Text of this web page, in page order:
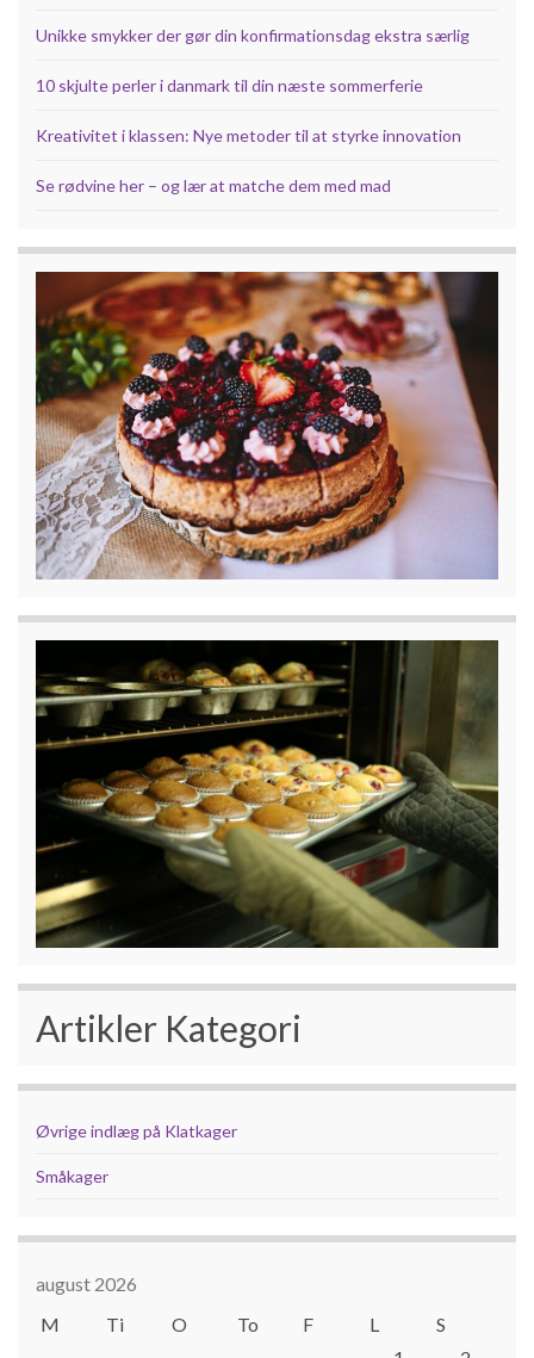
Unikke smykker der gør din konfirmationsdag ekstra særlig
10 skjulte perler i danmark til din næste sommerferie
Kreativitet i klassen: Nye metoder til at styrke innovation
Se rødvine her – og lær at matche dem med mad
Artikler Kategori
Øvrige indlæg på Klatkager
Småkager
august 2026
M
Ti O To F L
S